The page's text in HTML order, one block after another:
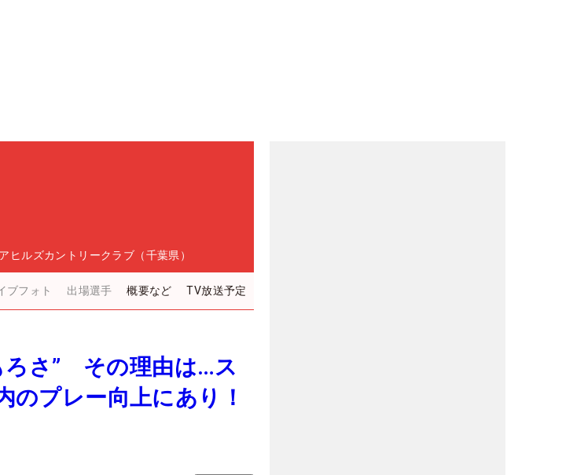
ヒルズカントリークラブ（千葉県）
ブフォト 出場選手 概要など TV放送予定
ろさ” その理由は…ス
のプレー向上にあり！